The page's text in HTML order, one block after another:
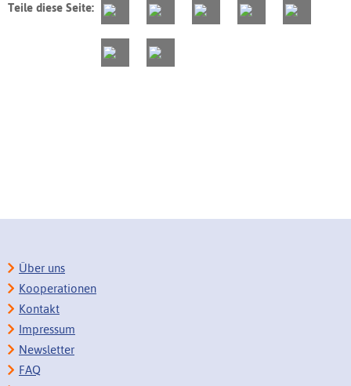
Teile diese Seite:
Über uns
Kooperationen
Kontakt
Impressum
Newsletter
FAQ